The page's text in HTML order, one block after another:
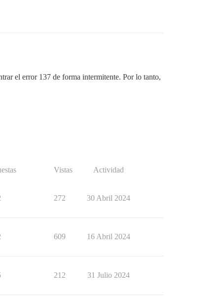
y cambia:
el error 137 de forma intermitente. Por lo tanto,
Vistas Actividad
272 30 Abril 2024
609 16 Abril 2024
212 31 Julio 2024